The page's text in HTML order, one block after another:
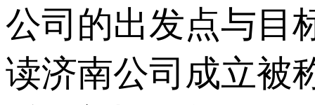
公司的出发点与目标
读济南公司成立被